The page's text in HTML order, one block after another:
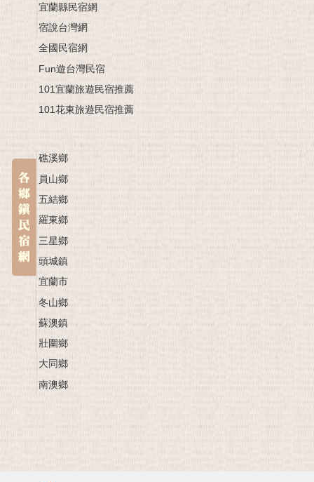
宜蘭縣民宿網
宿說台灣網
全國民宿網
Fun遊台灣民宿
101宜蘭旅遊民宿推薦
101花東旅遊民宿推薦
礁溪鄉
員山鄉
五結鄉
羅東鄉
三星鄉
頭城鎮
宜蘭市
冬山鄉
蘇澳鎮
壯圍鄉
大同鄉
南澳鄉